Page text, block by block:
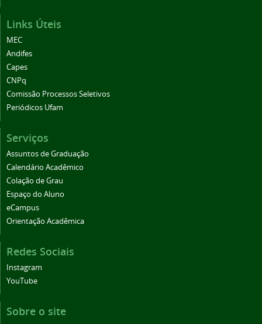
Links Úteis
MEC
Andifes
Capes
CNPq
Comissão Processos Seletivos
Periódicos Ufam
Serviços
Assuntos de Graduação
Calendário Acadêmico
Colação de Grau
Espaço do Aluno
eCampus
Orientação Acadêmica
Redes Sociais
Instagram
YouTube
Sobre o site